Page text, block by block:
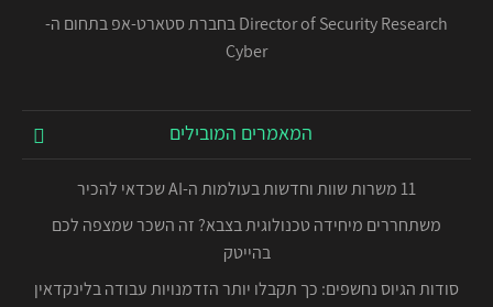
Director of Security Research בחברת סטארט-אפ בתחום ה-
Cyber
המאמרים המובילים
11 משרות שוות וחדשות בעולמות ה-AI שכדאי להכיר
משתחררים מיחידה טכנולוגית בצבא? זה השכר שמצפה לכם
בהייטק
סודות הגיוס נחשפים: כך תקבלו יותר הזדמנויות עבודה בלינקדאין